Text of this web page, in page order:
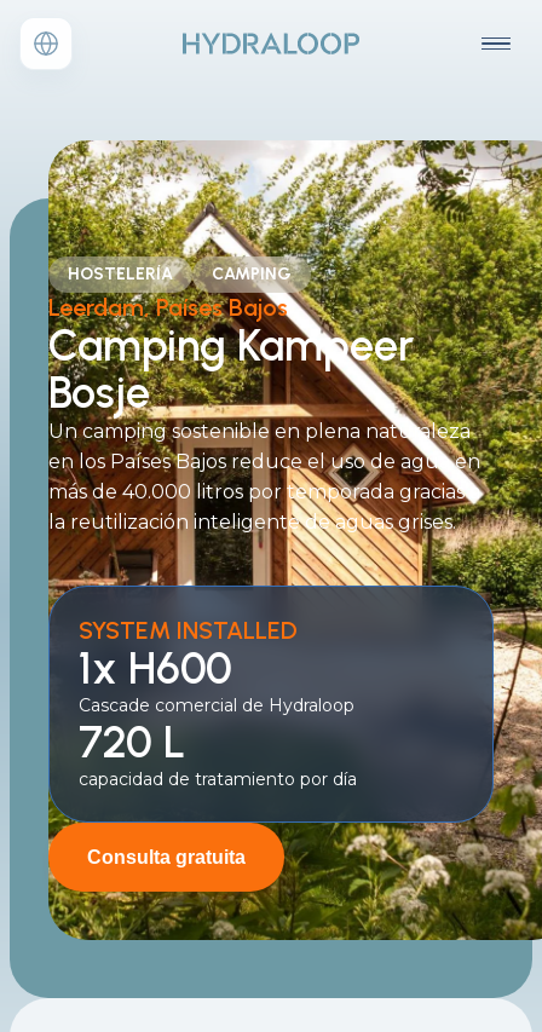
HOSTELERÍA CAMPING
Leerdam, Países Bajos
Camping Kampeer
Bosje
Un camping sostenible en plena naturaleza
en los Países Bajos reduce el uso de agua en
más de 40.000 litros por temporada gracias a
la reutilización inteligente de aguas grises.
SYSTEM INSTALLED
1x H600
Cascade comercial de Hydraloop
720 L
capacidad de tratamiento por día
Consulta gratuita